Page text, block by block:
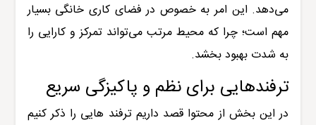
می‌دهد. این امر به خصوص در فضای کاری خانگی بسیار
مهم است؛ چرا که محیط مرتب می‌تواند تمرکز و کارایی را
به شدت بهبود بخشد.
ترفندهایی برای نظم و پاکیزگی سریع
در این بخش از محتوا قصد داریم ترفند هایی را ذکر کنیم